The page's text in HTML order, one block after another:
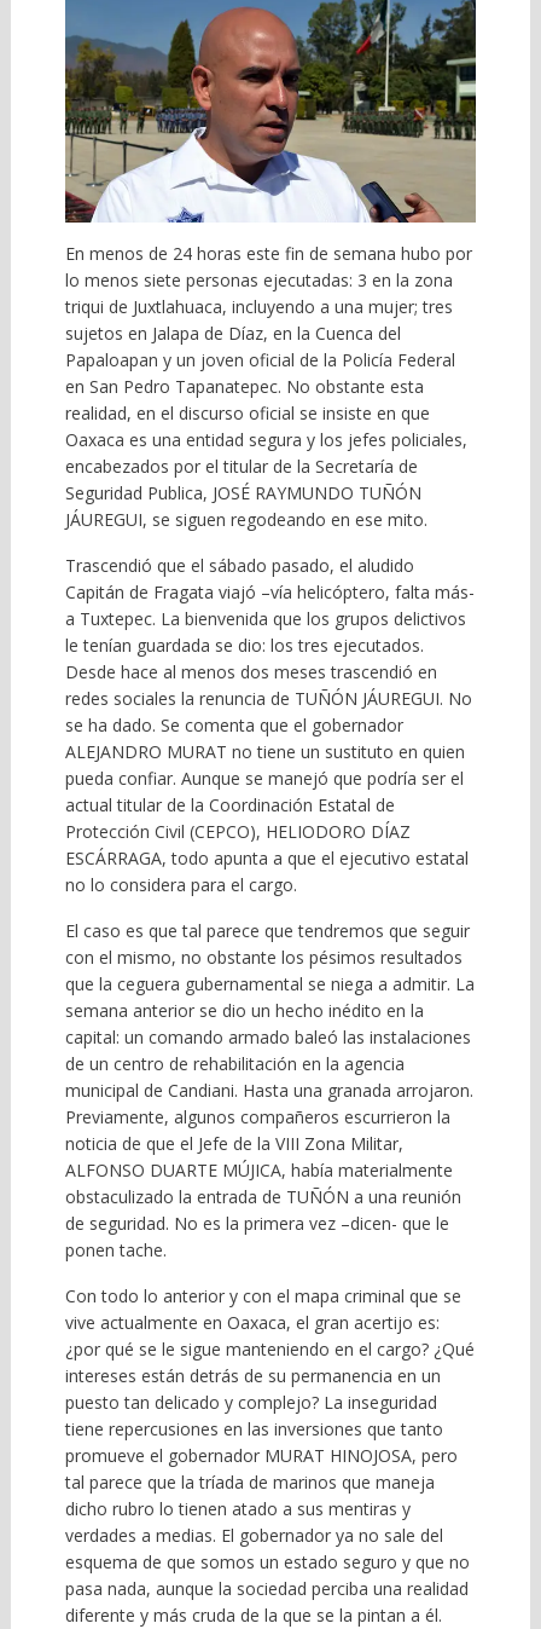
En menos de 24 horas este fin de semana hubo por
lo menos siete personas ejecutadas: 3 en la zona
triqui de Juxtlahuaca, incluyendo a una mujer; tres
sujetos en Jalapa de Díaz, en la Cuenca del
Papaloapan y un joven oficial de la Policía Federal
en San Pedro Tapanatepec. No obstante esta
realidad, en el discurso oficial se insiste en que
Oaxaca es una entidad segura y los jefes policiales,
encabezados por el titular de la Secretaría de
Seguridad Publica, JOSÉ RAYMUNDO TUÑÓN
JÁUREGUI, se siguen regodeando en ese mito.
Trascendió que el sábado pasado, el aludido
Capitán de Fragata viajó –vía helicóptero, falta más-
a Tuxtepec. La bienvenida que los grupos delictivos
le tenían guardada se dio: los tres ejecutados.
Desde hace al menos dos meses trascendió en
redes sociales la renuncia de TUÑÓN JÁUREGUI. No
se ha dado. Se comenta que el gobernador
ALEJANDRO MURAT no tiene un sustituto en quien
pueda confiar. Aunque se manejó que podría ser el
actual titular de la Coordinación Estatal de
Protección Civil (CEPCO), HELIODORO DÍAZ
ESCÁRRAGA, todo apunta a que el ejecutivo estatal
no lo considera para el cargo.
El caso es que tal parece que tendremos que seguir
con el mismo, no obstante los pésimos resultados
que la ceguera gubernamental se niega a admitir. La
semana anterior se dio un hecho inédito en la
capital: un comando armado baleó las instalaciones
de un centro de rehabilitación en la agencia
municipal de Candiani. Hasta una granada arrojaron.
Previamente, algunos compañeros escurrieron la
noticia de que el Jefe de la VIII Zona Militar,
ALFONSO DUARTE MÚJICA, había materialmente
obstaculizado la entrada de TUÑÓN a una reunión
de seguridad. No es la primera vez –dicen- que le
ponen tache.
Con todo lo anterior y con el mapa criminal que se
vive actualmente en Oaxaca, el gran acertijo es:
¿por qué se le sigue manteniendo en el cargo? ¿Qué
intereses están detrás de su permanencia en un
puesto tan delicado y complejo? La inseguridad
tiene repercusiones en las inversiones que tanto
promueve el gobernador MURAT HINOJOSA, pero
tal parece que la tríada de marinos que maneja
dicho rubro lo tienen atado a sus mentiras y
verdades a medias. El gobernador ya no sale del
esquema de que somos un estado seguro y que no
pasa nada, aunque la sociedad perciba una realidad
diferente y más cruda de la que se la pintan a él.